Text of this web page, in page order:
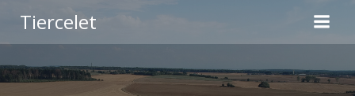
contenu
Tiercelet